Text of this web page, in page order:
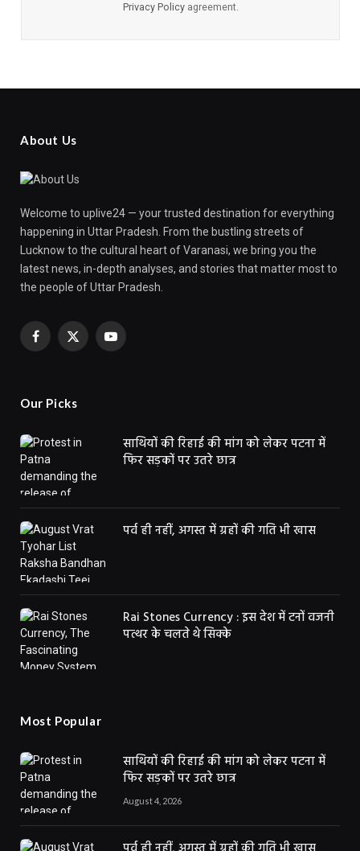
Privacy Policyagreement.
About Us
Welcome to uplive24 — your trusted destination for everything
happening in Uttar Pradesh. From the bustling streets of
Lucknow to the cultural heart of Varanasi, we bring you the
latest news, in-depth analyses, and stories that matter most to
the people of Uttar Pradesh.
Facebook
X
YouTube
Our Picks
साथियों की रिहाई की मांग को लेकर पटना में
फिर सड़कों पर उतरे छात्र
पर्व ही नहीं, अगस्त में ग्रहों की गति भी खास
Rai Stones Currency : इस देश में टनों वजनी
पत्थर के चलते थे सिक्के
Most Popular
साथियों की रिहाई की मांग को लेकर पटना में
फिर सड़कों पर उतरे छात्र
August 4, 2026